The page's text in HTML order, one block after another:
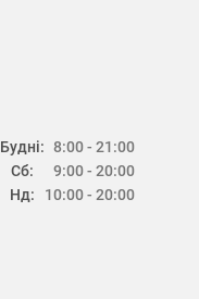
Будні:
Сб:
Нд:
8:00 - 21:00
9:00 - 20:00
10:00 - 20:00